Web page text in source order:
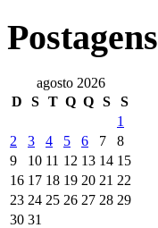
Postagens
agosto 2026
D
S T Q Q S
S
1
2
3 4 5 6 7
8
9
10 11 12 13 14 15
16 17 18 19 20 21 22
23 24 25 26 27 28 29
30 31